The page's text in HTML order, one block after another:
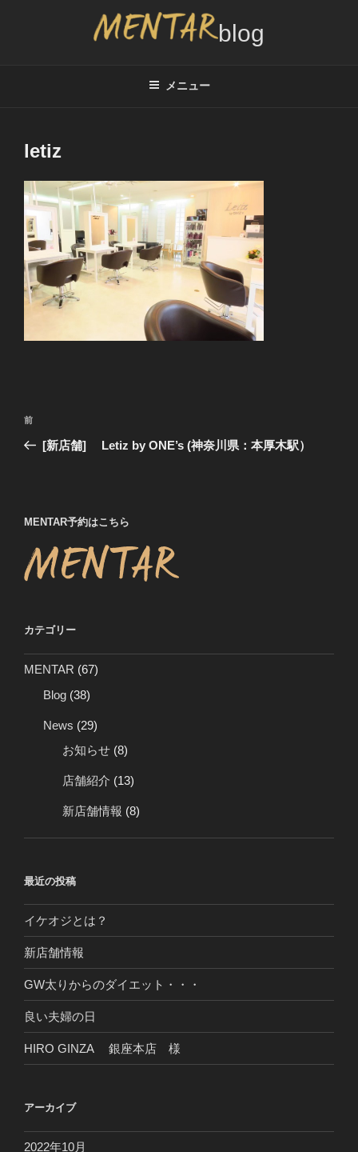
メニュー
letiz
投
ー
シ
ョ
前
の
前
[新店舗] Letiz by ONE’s (神奈川県：本厚木駅）
MENTAR予約はこちら
カテゴリー
MENTAR (67)
Blog (38)
News (29)
お知らせ (8)
店舗紹介 (13)
新店舗情報 (8)
最近の投稿
イケオジとは？
新店舗情報
GW太りからのダイエット・・・
良い夫婦の日
HIRO GINZA 銀座本店 様
アーカイブ
2022年10月